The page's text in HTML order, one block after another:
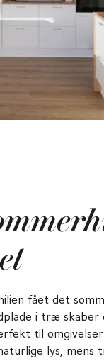
fået det
i træ skaber
til
lys, mens